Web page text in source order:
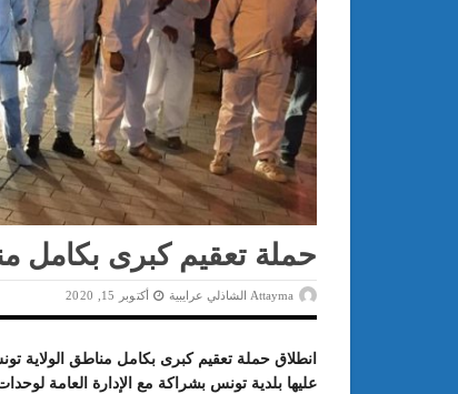
حملة تعقيم كبرى بكامل
Attayma الشاذلي عرايبية أكتوبر 15, 2020
عليها بلدية تونس بشراكة مع الإدارة العامة